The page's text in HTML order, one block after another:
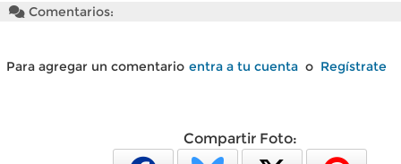
Comentarios:
Para agregar un comentario entra a tu cuenta o Regístrate
Compartir Foto: